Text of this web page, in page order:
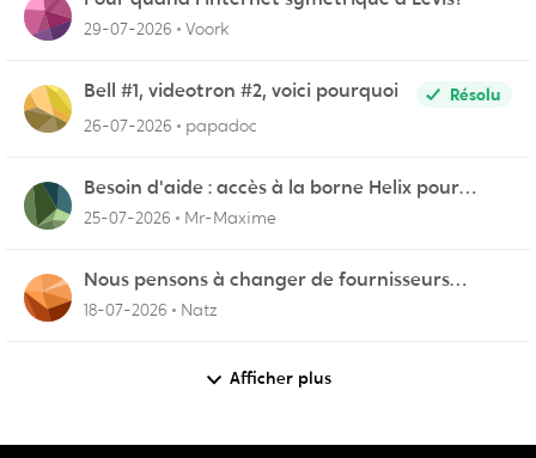
29-07-2026 Voork
Bell #1, videotron #2, voici pourquoi
Résolu
26-07-2026
papadoc
Besoin d'aide : accès à la borne Helix pour
vérifier l'UPnP NAT Black Ops 2
25-07-2026 Mr-Maxime
Nous pensons à changer de fournisseurs…
18-07-2026 Natz
Afficher plus